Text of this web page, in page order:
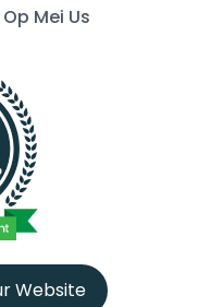
Mei Us
Website